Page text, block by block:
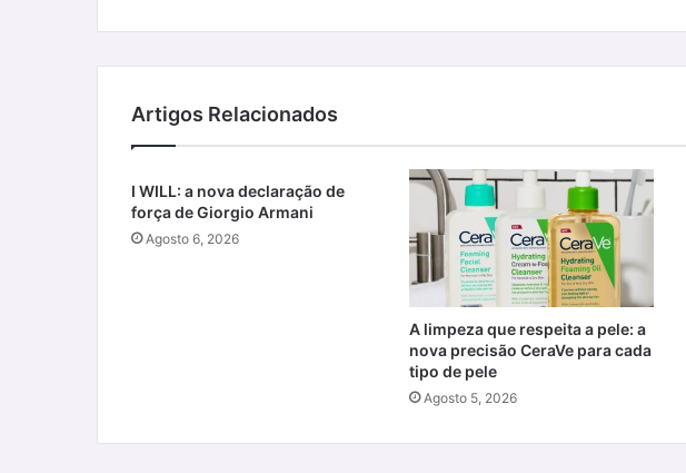
Artigos Relacionados
I WILL: a nova declaração de
força de Giorgio Armani
Agosto 6, 2026
A limpeza que respeita a pele: a
nova precisão CeraVe para cada
tipo de pele
Agosto 5, 2026